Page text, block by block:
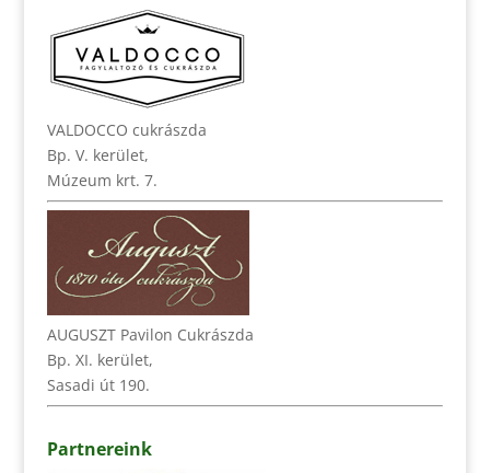
VALDOCCO cukrászda
Bp. V. kerület,
Múzeum krt. 7.
AUGUSZT Pavilon Cukrászda
Bp. XI. kerület,
Sasadi út 190.
Partnereink